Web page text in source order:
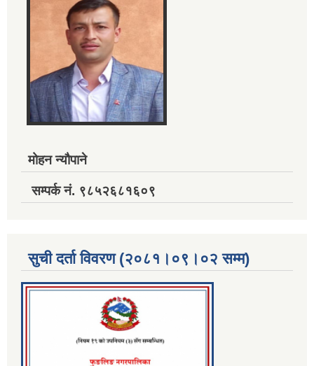
मोहन न्यौपाने
सम्पर्क नं. ९८५२६८१६०९
सुची दर्ता विवरण (२०८१।०९।०२ सम्म)